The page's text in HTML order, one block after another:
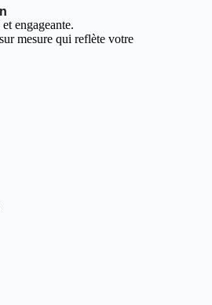
engageante.
mesure qui reflète votre